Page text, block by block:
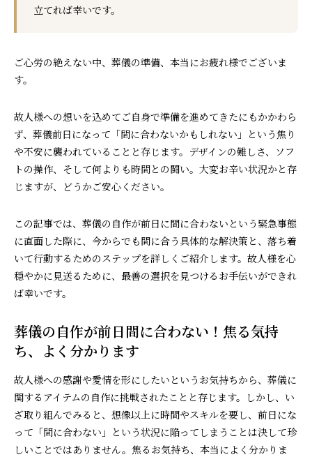
立てれば幸いです。
ご心労の絶えない中、葬儀の準備、本当にお疲れ様でございま
す。
故人様への想いを込めてご自身で準備を進めてきたにもかかわら
ず、葬儀前日になって「間に合わないかもしれない」という焦り
や不安に襲われていることと存じます。デザインの難しさ、ソフ
トの操作、そして何よりも時間との闘い。大変お辛い状況かと存
じますが、どうかご安心ください。
この記事では、葬儀の自作が前日に間に合わないという緊急事態
に直面した際に、今からでも間に合う具体的な解決策と、落ち着
いて行動するためのステップを詳しくご紹介します。故人様を心
穏やかに見送るために、最善の選択を見つけるお手伝いができれ
ば幸いです。
葬儀の自作が前日間に合わない！焦る気持
ち、よく分かります
故人様への感謝や愛情を形にしたいというお気持ちから、葬儀に
関するアイテムの自作に挑戦されたことと存じます。しかし、い
ざ取り組んでみると、想像以上に時間やスキルを要し、前日にな
って「間に合わない」という状況に陥ってしまうことは決して珍
しいことではありません。焦るお気持ち、本当によく分かりま